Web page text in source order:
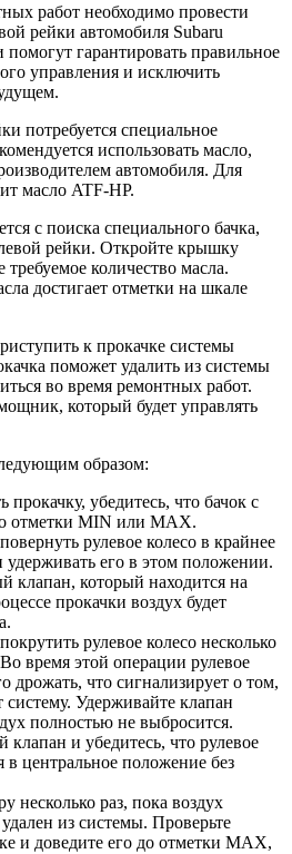
работ необходимо провести
рейки автомобиля Subaru
гарантировать правильное
управления и исключить
потребуется специальное
использовать масло,
автомобиля. Для
масло ATF-HP.
с поиска специального бачка,
рейки. Откройте крышку
требуемое количество масла.
достигает отметки на шкале
к прокачке системы
поможет удалить из системы
во время ремонтных работ.
который будет управлять
образом:
прокачку, убедитесь, что бачок с
отметки MIN или MAX.
рулевое колесо в крайнее
его в этом положении.
клапан, который находится на
прокачки воздух будет
рулевое колесо несколько
время этой операции рулевое
дрожать, что сигнализирует о том,
систему. Удерживайте клапан
полностью не выбросится.
клапан и убедитесь, что рулевое
в центральное положение без
несколько раз, пока воздух
из системы. Проверьте
и доведите его до отметки MAX,